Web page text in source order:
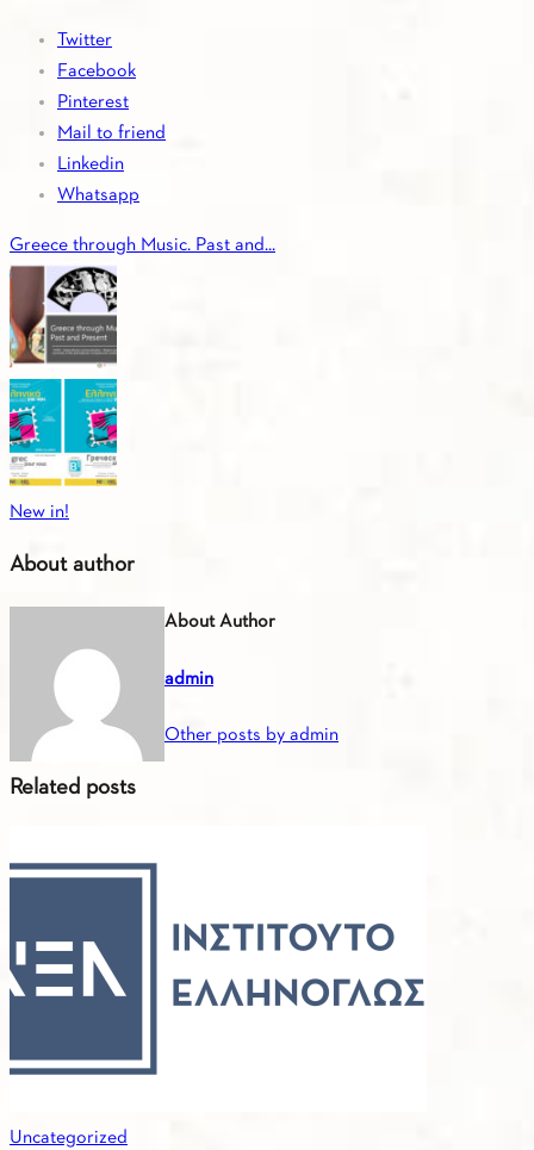
Twitter
Facebook
Pinterest
Mail to friend
Linkedin
Whatsapp
Greece through Music. Past and...
New in!
About author
About Author
admin
Other posts by admin
Related posts
Uncategorized